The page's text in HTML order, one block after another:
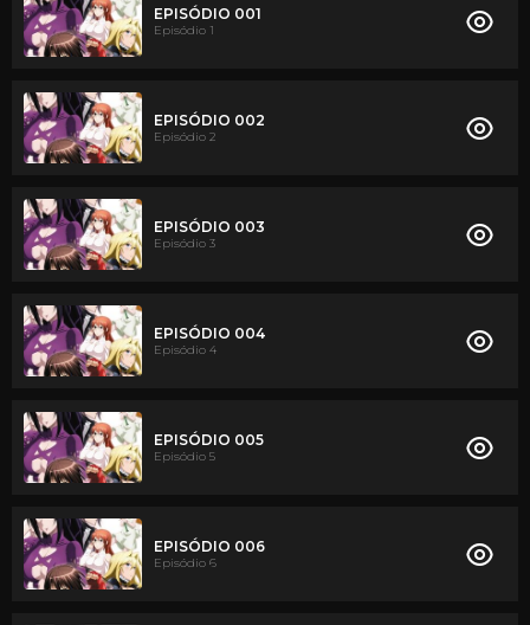
EPISÓDIO 001
Episódio 1
EPISÓDIO 002
Episódio 2
EPISÓDIO 003
Episódio 3
EPISÓDIO 004
Episódio 4
EPISÓDIO 005
Episódio 5
EPISÓDIO 006
Episódio 6